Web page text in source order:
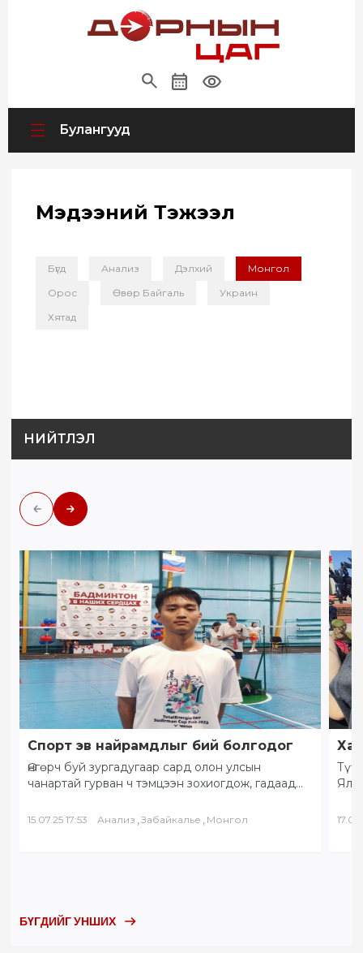
Булангууд
Мэдээний Тэжээл
Бүгд Анализ Дэлхий
Монгол
Орос
Өвөр Байгаль
Украин
Хятад
НИЙТЛЭЛ
Спорт эв найрамдлыг бий болгодог
Өнгөрч буй зургадугаар сард олон улсын
чанартай гурван ч тэмцээн зохиогдож, гадаад
“Солнечное Забайкалье” буюу…
15.07.25 17:53 Анализ , Забайкалье , Монгол
БҮГДИЙГ УНШИХ